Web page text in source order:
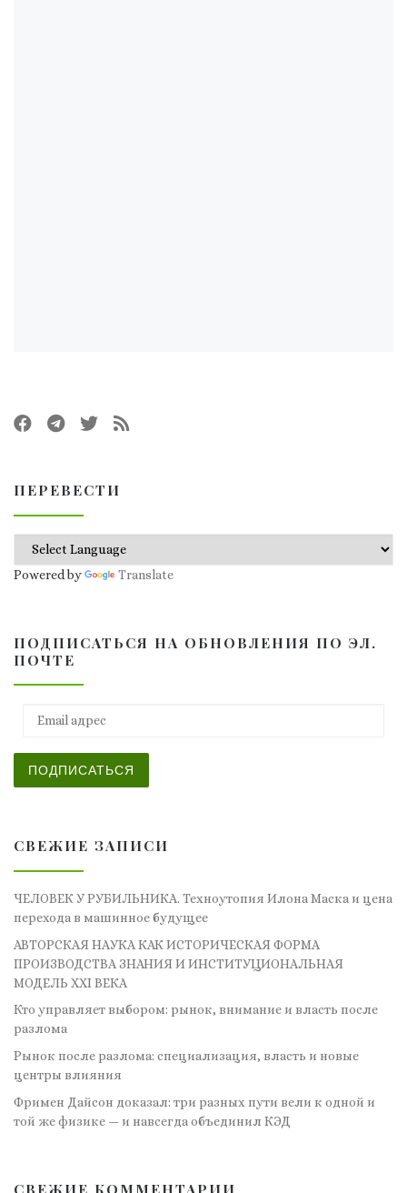
ПЕРЕВЕСТИ
Powered by Translate
ПОДПИСАТЬСЯ НА ОБНОВЛЕНИЯ ПО ЭЛ.
ПОЧТЕ
ПОДПИСАТЬСЯ
СВЕЖИЕ ЗАПИСИ
ЧЕЛОВЕК У РУБИЛЬНИКА. Техноутопия Илона Маска и цена
перехода в машинное будущее
АВТОРСКАЯ НАУКА КАК ИСТОРИЧЕСКАЯ ФОРМА
ПРОИЗВОДСТВА ЗНАНИЯ И ИНСТИТУЦИОНАЛЬНАЯ
МОДЕЛЬ XXI ВЕКА
Кто управляет выбором: рынок, внимание и власть после
разлома
Рынок после разлома: специализация, власть и новые
центры влияния
Фримен Дайсон доказал: три разных пути вели к одной и
той же физике — и навсегда объединил КЭД
СВЕЖИЕ КОММЕНТАРИИ